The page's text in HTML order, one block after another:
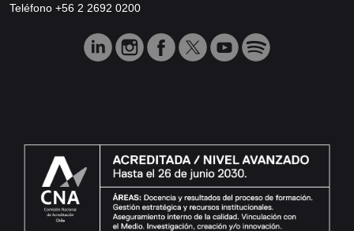
Teléfono +56 2 2692 0200